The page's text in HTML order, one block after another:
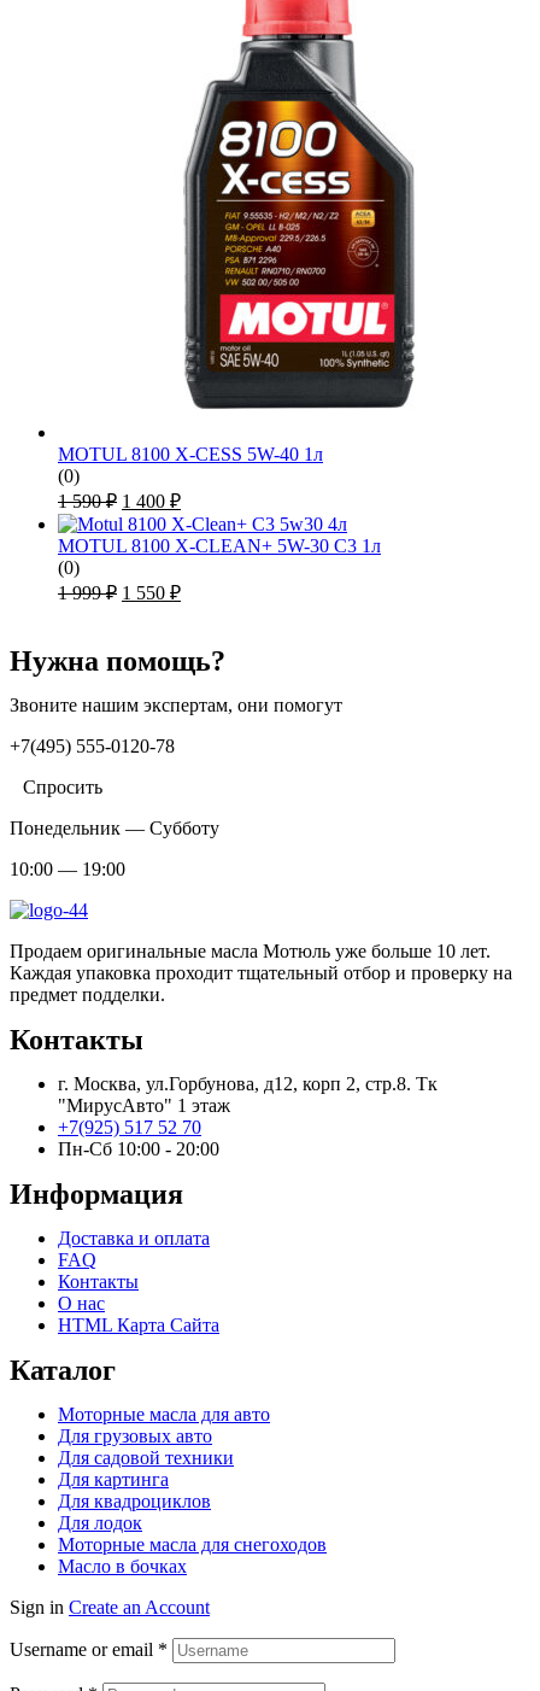
MOTUL 8100 X-CESS 5W-40 1л
(0)
1 590₽ Первоначальная
цена
составляла
1
590 ₽.
1 400 ₽Текущая
цена:
1
MOTUL 8100 X-CLEAN+ 5W-30 C3 1л
(0)
1 999₽ Первоначальная
1
1 550 ₽Текущая
550 ₽.
Нужна помощь?
Звоните нашим экспертам, они помогут
+7(495) 555-0120-78
Спросить
Понедельник — Субботу
10:00 — 19:00
Продаем оригинальные масла Мотюль уже больше 10 лет.
Каждая упаковка проходит тщательный отбор и проверку на
предмет подделки.
Контакты
г. Москва, ул.Горбунова, д12, корп 2, стр.8. Тк
"МирусАвто" 1 этаж
+7(925) 517 52 70
Пн-Сб 10:00 - 20:00​
Информация
Доставка и оплата
FAQ
Контакты
О нас
HTML Карта Сайта
Каталог
Моторные масла для авто
Для грузовых авто
Для садовой техники
Для картинга
Для квадроциклов
Для лодок
Моторные масла для снегоходов
Масло в бочках
Sign in Create an Account
Username or email *